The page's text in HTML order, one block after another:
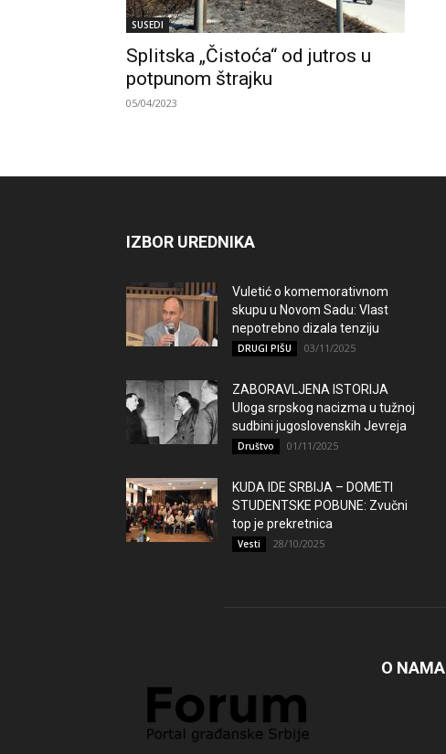
SUSEDI
Splitska „Čistoća“ od jutros u
potpunom štrajku
05/04/2023
IZBOR UREDNIKA
Vuletić o komemorativnom
skupu u Novom Sadu: Vlast
nepotrebno dizala tenziju
DRUGI PIŠU 03/11/2025
ZABORAVLJENA ISTORIJA
Uloga srpskog nacizma u tužnoj
sudbini jugoslovenskih Jevreja
Društvo 01/11/2025
KUDA IDE SRBIJA – DOMETI
STUDENTSKE POBUNE: Zvučni
top je prekretnica
Vesti 28/10/2025
O NAMA